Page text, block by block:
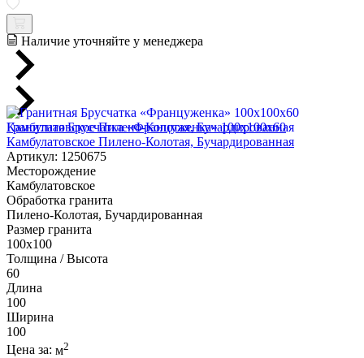
Наличие уточняйте у менеджера
Гранитная Брусчатка «Француженка» 100х100x60
Камбулатовское Пилено-Колотая, Бучардированная
Артикул: 1250675
Месторождение
Камбулатовское
Обработка гранита
Пилено-Колотая, Бучардированная
Размер гранита
100х100
Толщина / Высота
60
Длина
100
Ширина
100
Цена за: м2